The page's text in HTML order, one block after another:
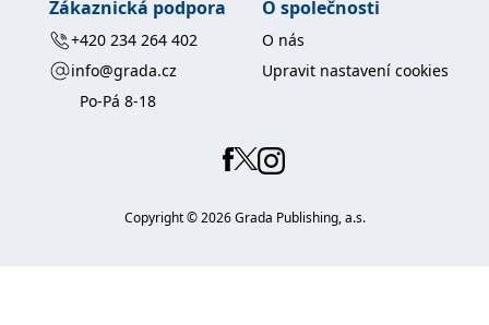
Zákaznická podpora
+420 234 264 402
info@grada.cz
Po-Pá 8-18
O společnosti
O nás
Upravit nastavení cookies
Copyright ©2026Grada Publishing, a.s.